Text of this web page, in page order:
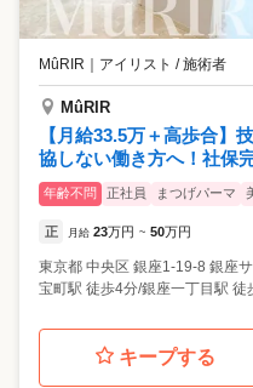
MûRIR ｜ アイリスト / 施術者
MûRIR
【月給33.5万＋高歩合
協しない働き方へ！社保
年齢不問 正社員 まつげパーマ
正 月給 23万円 ~ 50万円
東京都 中央区 銀座1-19-8 銀座
宝町駅 徒歩4分/銀座一丁目駅
キープする